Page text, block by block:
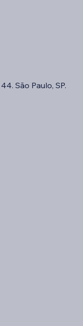
São Paulo, SP.